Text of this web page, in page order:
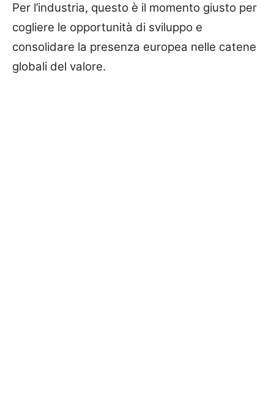
Per l’industria, questo è il momento giusto per
cogliere le opportunità di sviluppo e
consolidare la presenza europea nelle catene
globali del valore.